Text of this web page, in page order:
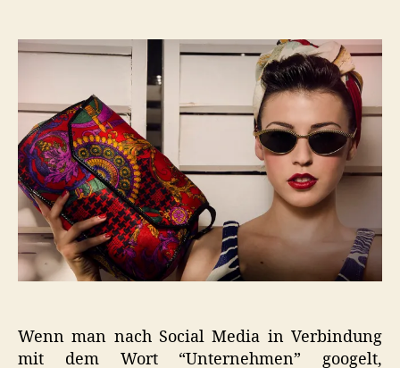
alles
Social
an
und
endet
Commerce?
Wenn man nach Social Media in Verbindung
mit dem Wort “Unternehmen” googelt,